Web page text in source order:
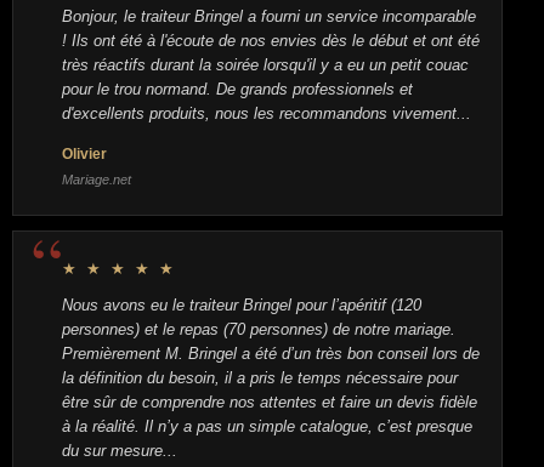
Bonjour, le traiteur Bringel a fourni un service incomparable
! Ils ont été à l'écoute de nos envies dès le début et ont été
très réactifs durant la soirée lorsqu'il y a eu un petit couac
pour le trou normand. De grands professionnels et
d'excellents produits, nous les recommandons vivement...
Olivier
Mariage.net
★ ★ ★ ★ ★
Nous avons eu le traiteur Bringel pour l’apéritif (120
personnes) et le repas (70 personnes) de notre mariage.
Premièrement M. Bringel a été d’un très bon conseil lors de
la définition du besoin, il a pris le temps nécessaire pour
être sûr de comprendre nos attentes et faire un devis fidèle
à la réalité. Il n’y a pas un simple catalogue, c’est presque
du sur mesure...